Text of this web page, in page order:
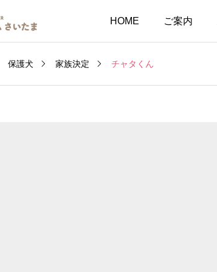
HOME ご案内
保護犬 家族決定 チャタくん